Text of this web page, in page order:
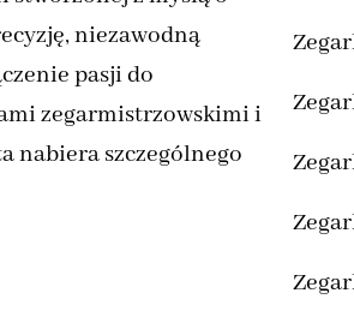
niezawodną
pasji do
zegarmistrzowskimi i
nabiera szczególnego